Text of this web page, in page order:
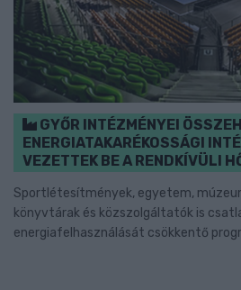
GYŐR INTÉZMÉNYEI
ENERGIATAKARÉKOSSÁGI
VEZETTEK BE A RENDKÍVÜLI
Sportlétesítmények, egyetem,
könyvtárak és közszolgáltatók is
energiafelhasználását csökkentő